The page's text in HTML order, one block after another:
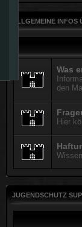
ALLGEMEINE INFOS
Was
den
Hier
JUGENDSCHUTZ